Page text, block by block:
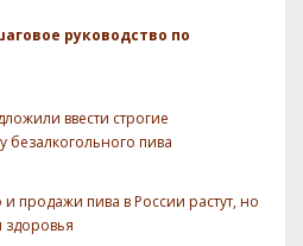
руководство по
ввести строгие
безалкогольного пива
и продажи пива в России растут, но
здоровья